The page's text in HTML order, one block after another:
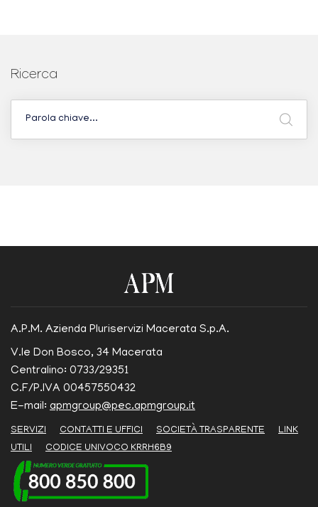
Ricerca
A.P.M. Azienda Pluriservizi Macerata S.p.A.
V.le Don Bosco, 34 Macerata
Centralino: 0733/29351
C.F/P.IVA 00457550432
E-mail: apmgroup@pec.apmgroup.it
SERVIZI CONTATTI E UFFICI SOCIETÀ TRASPARENTE
LINK
UTILI
CODICE UNIVOCO KRRH6B9